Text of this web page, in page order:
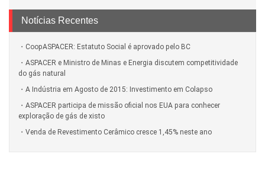
Notícias Recentes
CoopASPACER: Estatuto Social é aprovado pelo BC
ASPACER e Ministro de Minas e Energia discutem competitividade
do gás natural
A Indústria em Agosto de 2015: Investimento em Colapso
ASPACER participa de missão oficial nos EUA para conhecer
exploração de gás de xisto
Venda de Revestimento Cerâmico cresce 1,45% neste ano